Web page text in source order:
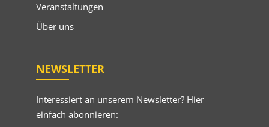
Veranstaltungen
Über uns
NEWSLETTER
Interessiert an unserem Newsletter? Hier
einfach abonnieren: